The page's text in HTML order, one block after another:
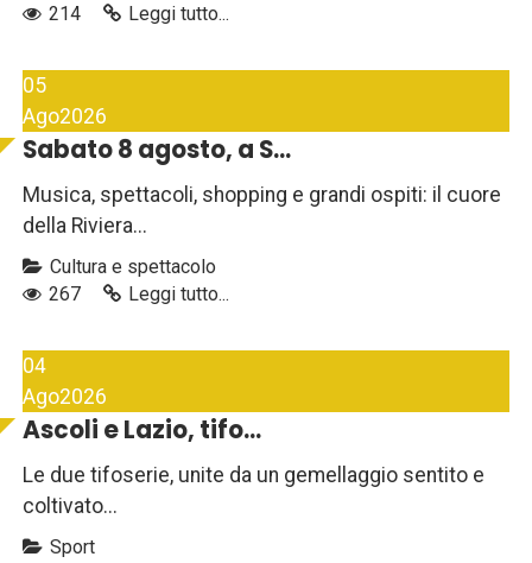
214
Leggi tutto...
05
Ago2026
Sabato 8 agosto, a S...
Musica, spettacoli, shopping e grandi ospiti: il cuore
della Riviera...
Cultura e spettacolo
267
Leggi tutto...
04
Ago2026
Ascoli e Lazio, tifo...
Le due tifoserie, unite da un gemellaggio sentito e
coltivato...
Sport